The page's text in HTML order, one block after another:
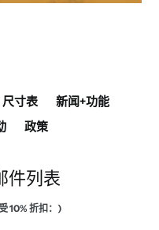
尺寸表
新闻+功能
政策
件列表
10% 折扣：)